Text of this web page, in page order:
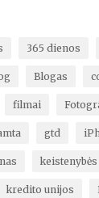
365 dienos
Blogas
filmai
gtd
keistenybės
kredito unijos